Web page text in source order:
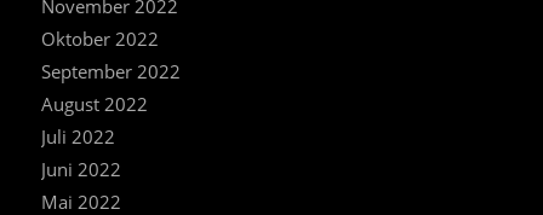
November 2022
Oktober 2022
September 2022
August 2022
Juli 2022
Juni 2022
Mai 2022